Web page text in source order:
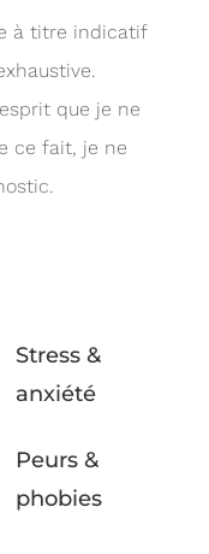
à titre indicatif
que je ne
ce fait, je ne
Stress &
anxiété
Peurs &
phobies